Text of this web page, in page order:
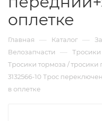
оплетке
Главная — Каталог —
Велозапчасти —
Тросики тормоза /
3132566-10 Трос
в оплетке